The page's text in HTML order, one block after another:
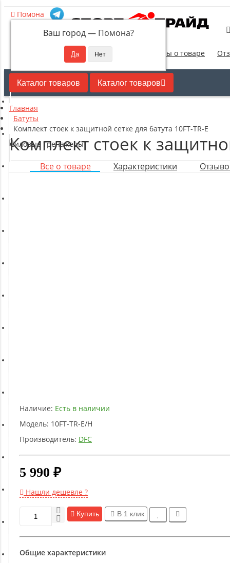
Помона
Ваш город — Помона?
Новинки Отзывы о товаре
Каталог товаров Каталог товаров
Кардиотренажеры
Силовые тренажеры
Аэробика и фитнес
Гимнастическое оборудование
Функциональный тренинг
Главная
Батуты
Комплект стоек к защитной сетке для батута 10FT-TR-E
Комплект стоек к
Все о товаре Характеристики
Наличие: Есть в наличии
Модель: 10FT-TR-E/H
Производитель: DFC
5 990 ₽
Нашли дешевле ?
Купить В 1 клик
Общие характеристики